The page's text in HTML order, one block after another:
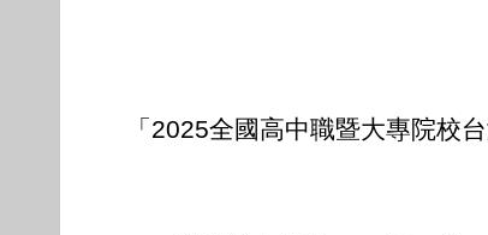
「2025全國高中職暨大專院校